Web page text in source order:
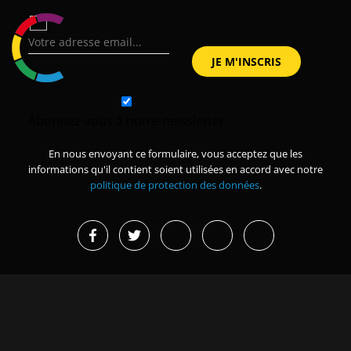
En nous envoyant ce formulaire, vous acceptez que les
informations qu'il contient soient utilisées en accord avec notre
politique de protection des données.